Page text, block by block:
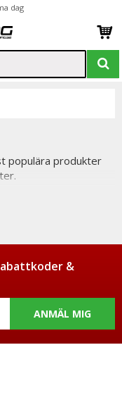
dag
populära produkter
inte hittar i vårt
&
ANMÄL MIG